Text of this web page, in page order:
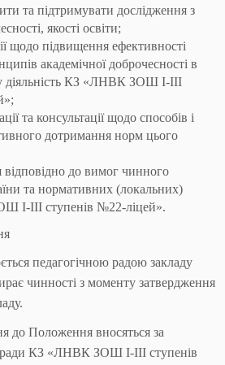
та підтримувати дослідження з
якості освіти;
щодо підвищення ефективності
академічної доброчесності в
діяльність КЗ «ЛНВК ЗОШ І-ІІІ
та консультації щодо способів і
дотримання норм цього
до вимог чинного
та нормативних (локальних)
І-ІІІ ступенів №22-ліцей».
педагогічною радою закладу
чинності з моменту затвердження
до Положення вносяться за
ради КЗ «ЛНВК ЗОШ І-ІІІ ступенів